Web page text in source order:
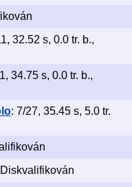
32.52 s, 0.0 tr. b.,
34.75 s, 0.0 tr. b.,
: 7/27, 35.45 s, 5.0 tr.